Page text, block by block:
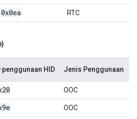
0x0ea RTC
penggunaan HID Jenis Penggunaan
OOC
OOC